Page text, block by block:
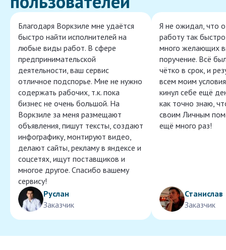
Благодаря Воркзиле мне удаётся
быстро найти исполнителей на
любые виды работ. В сфере
предпринимательской
деятельности, ваш сервис
отличное подспорье. Мне не нужно
содержать рабочих, т.к. пока
бизнес не очень большой. На
Воркзиле за меня размещают
объявления, пишут тексты, создают
инфографику, монтируют видео,
делают сайты, рекламу в яндексе и
соцсетях, ищут поставщиков и
многое другое. Спасибо вашему
сервису!
Руслан
Заказчик
Я не ожидал, что
работу так
много желающих
поручение. Всё
чётко в срок, и
всем моим
кинул себе ещё
как точно знаю,
своим Личным
ещё много раз!
Станислав
Заказчик